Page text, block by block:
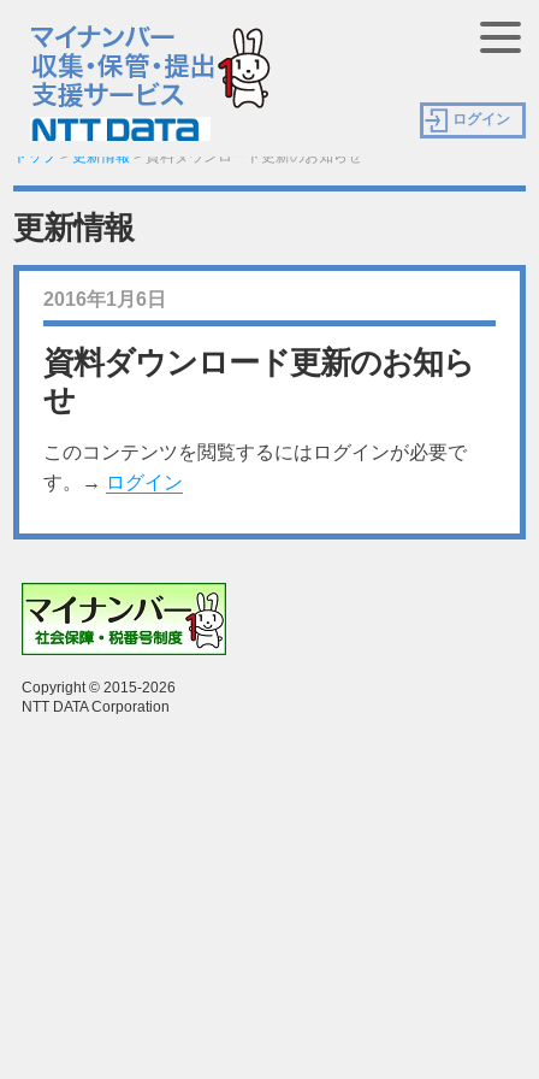
ログイン
トップ > 更新情報 > 資料ダウンロード更新のお知らせ
更新情報
2016年1月6日
資料ダウンロード更新のお知ら
せ
このコンテンツを閲覧するにはログインが必要で
す。→ ログイン
Copyright © 2015-2026
NTT DATA Corporation